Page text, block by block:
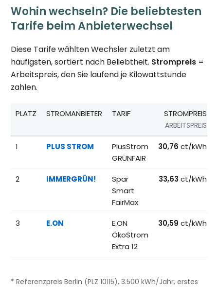
Wohin wechseln? Die beliebtesten
Tarife beim Anbieterwechsel
Diese Tarife wählten Wechsler zuletzt am
häufigsten, sortiert nach Beliebtheit. Strompreis =
Arbeitspreis, den Sie laufend je Kilowattstunde
zahlen.
Beliebteste Tarife beim Anbieterwechsel;
PLATZ STROMANBIETER TARIF STROMPREIS
ARBEITSPREIS
1 PLUS STROM
PlusStrom
GRÜNFAIR
30,76 ct/kWh
2 IMMERGRÜN!
Spar
Smart
FairMax
33,63 ct/kWh
3 E.ON
E.ON
ÖkoStrom
Extra 12
30,59 ct/kWh
* Referenzpreis Berlin (PLZ 10115), 3.500 kWh/Jahr, erstes